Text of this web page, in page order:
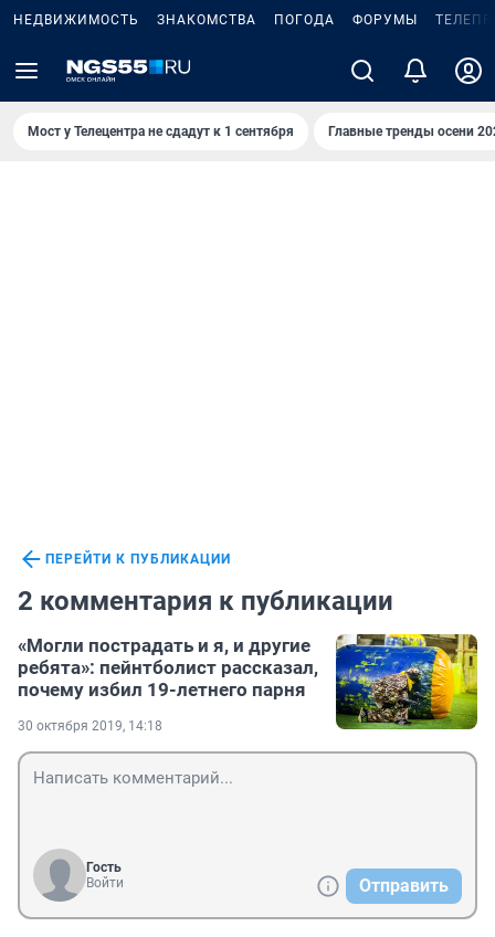
НЕДВИЖИМОСТЬ ЗНАКОМСТВА ПОГОДА ФОРУМЫ
Мост у Телецентра не сдадут к 1 сентября Главные тренды осени
ПЕРЕЙТИ К ПУБЛИКАЦИИ
2 комментария к публикации
«Могли пострадать и я, и другие
ребята»: пейнтболист рассказал,
почему избил 19-летнего парня
30 октября 2019, 14:18
Гость
Войти
Отправить